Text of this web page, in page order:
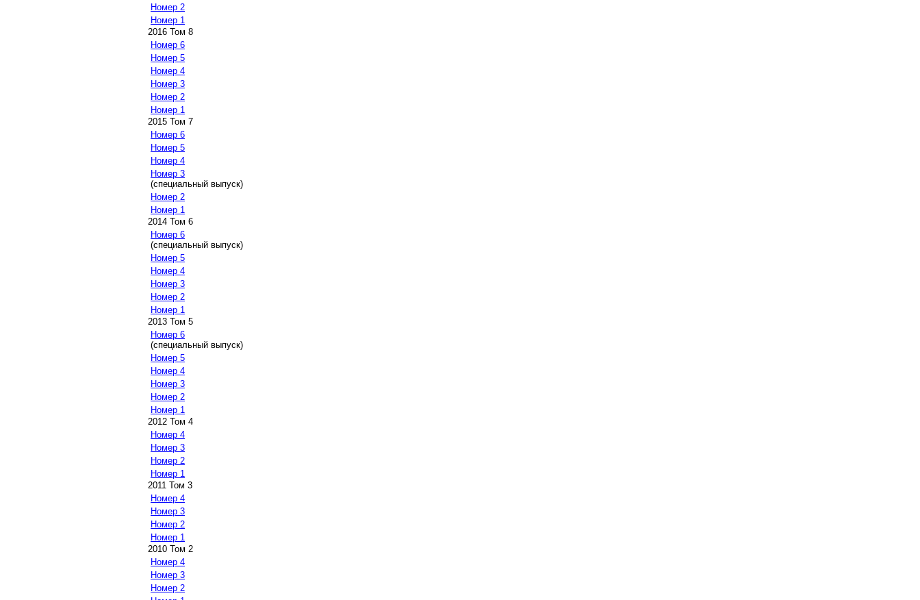
Номер 2
Номер 1
2016 Том 8
Номер 6
Номер 5
Номер 4
Номер 3
Номер 2
Номер 1
2015 Том 7
Номер 6
Номер 5
Номер 4
Номер 3
(специальный выпуск)
Номер 2
Номер 1
2014 Том 6
Номер 6
(специальный выпуск)
Номер 5
Номер 4
Номер 3
Номер 2
Номер 1
2013 Том 5
Номер 6
(специальный выпуск)
Номер 5
Номер 4
Номер 3
Номер 2
Номер 1
2012 Том 4
Номер 4
Номер 3
Номер 2
Номер 1
2011 Том 3
Номер 4
Номер 3
Номер 2
Номер 1
2010 Том 2
Номер 4
Номер 3
Номер 2